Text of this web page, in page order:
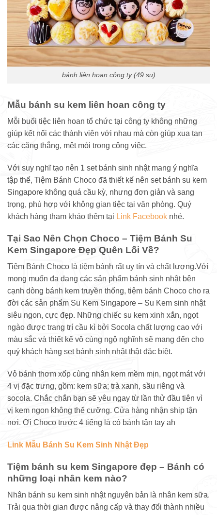
bánh liên hoan công ty (49 su)
Mẫu bánh su kem liên hoan công ty
Mỗi buổi tiệc liên hoan tổ chức tại công ty không những
giúp kết nối các thành viên với nhau mà còn giúp xua tan
các căng thẳng, mệt mỏi trong công việc.
Với suy nghĩ tạo nên 1 set bánh sinh nhật mang ý nghĩa
tập thể, Tiệm Bánh Choco đã thiết kế nên set bánh su kem
Singapore không quá cầu kỳ, nhưng đơn giản và sang
trọng, phù hợp với không gian tiệc tại văn phòng. Quý
khách hàng tham khảo thêm tại Link Facebook nhé.
Tại Sao Nên Chọn Choco – Tiệm Bánh Su
Kem Singapore Đẹp Quên Lối Về?
Tiệm Bánh Choco là tiệm bánh rất uy tín và chất lượng.Với
mong muốn đa dạng các sản phẩm bánh sinh nhật bên
cạnh dòng bánh kem truyền thống, tiệm bánh Choco cho ra
đời các sản phẩm Su Kem Singapore – Su Kem sinh nhật
siêu ngon, cực đẹp. Những chiếc su kem xinh xắn, ngọt
ngào được trang trí cầu kì bởi Socola chất lượng cao với
màu sắc và thiết kế vô cùng ngộ nghĩnh sẽ mang đến cho
quý khách hàng set bánh sinh nhật thật đặc biệt.
Vỏ bánh thơm xốp cùng nhân kem mềm mịn, ngọt mát với
4 vị đặc trưng, gồm: kem sữa; trà xanh, sầu riêng và
socola. Chắc chắn bạn sẽ yêu ngay từ lần thử đầu tiên vì
vị kem ngon không thể cưỡng. Cửa hàng nhận ship tận
nơi. Ơi Choco trước 4 tiếng là có bánh tận tay ah
Link Mẫu Bánh Su Kem Sinh Nhật Đẹp
Tiệm bánh su kem Singapore đẹp – Bánh có
những loại nhân kem nào?
Nhân bánh su kem sinh nhật nguyên bản là nhân kem sữa.
Trải qua thời gian được nâng cấp và thay đổi thành nhiều